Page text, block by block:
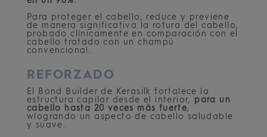
Para proteger el cabello, reduce y previene
de manera significativa la rotura del cabello,
probado clínicamente en comparación con el
cabello tratado con un champú
convencional.
REFORZADO
El Bond Builder de Kerasilk fortalece la
estructura capilar desde el interior, para un
cabello hasta 20 veces más fuerte,
wlogrando un aspecto de cabello saludable
y suave.